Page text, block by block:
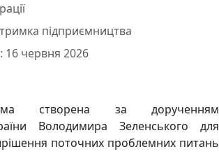
підприємництва
16 червня 2026
створена за дорученням
Володимира Зеленського для
поточних проблемних питань